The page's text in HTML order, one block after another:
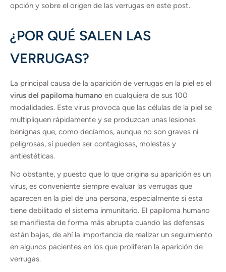
opción y sobre el origen de las verrugas en este post.
¿POR QUÉ SALEN LAS
VERRUGAS?
La principal causa de la aparición de verrugas en la piel es el
virus del papiloma humano en cualquiera de sus 100
modalidades. Este virus provoca que las células de la piel se
multipliquen rápidamente y se produzcan unas lesiones
benignas que, como decíamos, aunque no son graves ni
peligrosas, sí pueden ser contagiosas, molestas y
antiestéticas.
No obstante, y puesto que lo que origina su aparición es un
virus, es conveniente siempre evaluar las verrugas que
aparecen en la piel de una persona, especialmente si esta
tiene debilitado el sistema inmunitario. El papiloma humano
se manifiesta de forma más abrupta cuando las defensas
están bajas, de ahí la importancia de realizar un seguimiento
en algunos pacientes en los que proliferan la aparición de
verrugas.